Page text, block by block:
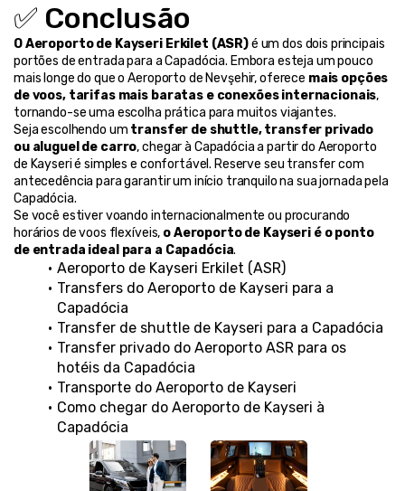
✅ Conclusão
O Aeroporto de Kayseri Erkilet (ASR) é um dos dois principais
portões de entrada para a Capadócia. Embora esteja um pouco
mais longe do que o Aeroporto de Nevşehir, oferece mais opções
de voos, tarifas mais baratas e conexões internacionais,
tornando-se uma escolha prática para muitos viajantes.
Seja escolhendo um transfer de shuttle, transfer privado
ou aluguel de carro, chegar à Capadócia a partir do Aeroporto
de Kayseri é simples e confortável. Reserve seu transfer com
antecedência para garantir um início tranquilo na sua jornada pela
Capadócia.
Se você estiver voando internacionalmente ou procurando
horários de voos flexíveis, o Aeroporto de Kayseri é o ponto
de entrada ideal para a Capadócia.
Aeroporto de Kayseri Erkilet (ASR)
Transfers do Aeroporto de Kayseri para a
Capadócia
Transfer de shuttle de Kayseri para a Capadócia
Transfer privado do Aeroporto ASR para os
hotéis da Capadócia
Transporte do Aeroporto de Kayseri
Como chegar do Aeroporto de Kayseri à
Capadócia